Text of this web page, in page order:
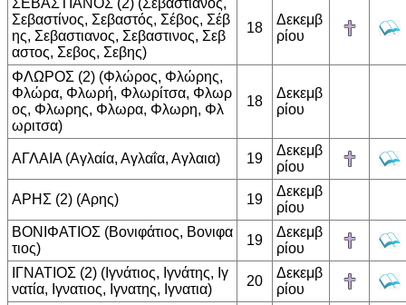
ΣΕΒΑΣΤΙΑΝΟΣ (2) (Σεβαστιανός,
Σεβαστίνος, Σεβαστός, Σέβος, Σέβ
ης, Σεβαστιανος, Σεβαστινος, Σεβ
αστος, Σεβος, Σεβης)
18
Δεκεμβ
ρίου
ΦΛΩΡΟΣ (2) (Φλώρος, Φλώρης,
Φλώρα, Φλωρή, Φλωρίτσα, Φλωρ
ος, Φλωρης, Φλωρα, Φλωρη, Φλ
ωριτσα)
18
Δεκεμβ
ρίου
ΑΓΛΑΙΑ (Αγλαία, Αγλαΐα, Αγλαια) 19
Δεκεμβ
ρίου
ΑΡΗΣ (2) (Αρης) 19
Δεκεμβ
ρίου
ΒΟΝΙΦΑΤΙΟΣ (Βονιφάτιος, Βονιφα
τιος)
19
Δεκεμβ
ρίου
ΙΓΝΑΤΙΟΣ (2) (Ιγνάτιος, Ιγνάτης, Ιγ
νατία, Ιγνατιος, Ιγνατης, Ιγνατια)
20
Δεκεμβ
ρίου